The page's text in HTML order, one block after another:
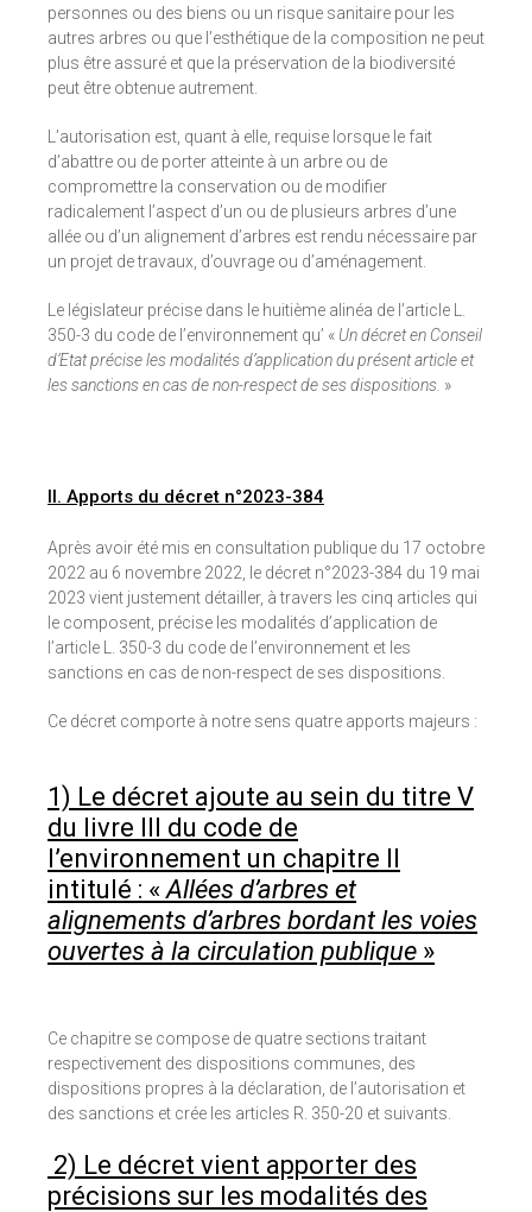
personnes ou des biens ou un risque sanitaire pour les
autres arbres ou que l’esthétique de la composition ne peut
plus être assuré et que la préservation de la biodiversité
peut être obtenue autrement.
L’autorisation est, quant à elle, requise lorsque le fait
d’abattre ou de porter atteinte à un arbre ou de
compromettre la conservation ou de modifier
radicalement l’aspect d’un ou de plusieurs arbres d’une
allée ou d’un alignement d’arbres est rendu nécessaire par
un projet de travaux, d’ouvrage ou d’aménagement.
Le législateur précise dans le huitième alinéa de l’article L.
350-3 du code de l’environnement qu’ « Un décret en Conseil
d’Etat précise les modalités d’application du présent article et
les sanctions en cas de non-respect de ses dispositions. »
II. Apports du décret n°2023-384
Après avoir été mis en consultation publique du 17 octobre
2022 au 6 novembre 2022, le décret n°2023-384 du 19 mai
2023 vient justement détailler, à travers les cinq articles qui
le composent, précise les modalités d’application de
l’article L. 350-3 du code de l’environnement et les
sanctions en cas de non-respect de ses dispositions.
Ce décret comporte à notre sens quatre apports majeurs :
1) Le décret ajoute au sein du titre V
du livre III du code de
l’environnement un chapitre II
intitulé : «Allées d’arbres et
alignements d’arbres bordant les voies
ouvertes à la circulation publique »
Ce chapitre se compose de quatre sections traitant
respectivement des dispositions communes, des
dispositions propres à la déclaration, de l’autorisation et
des sanctions et crée les articles R. 350-20 et suivants.
2) Le décret vient apporter des
précisions sur les modalités des